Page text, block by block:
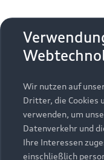
Modelle
Alle Modelle
Modelle vergleichen
Elektromodelle
Kaufen &
Neuwagensuche
Service &
Support
Wir nutzen auf
Dritter, die Cookies
verwenden, um
Datenverkehr und
Ihre Interessen
einschließlich